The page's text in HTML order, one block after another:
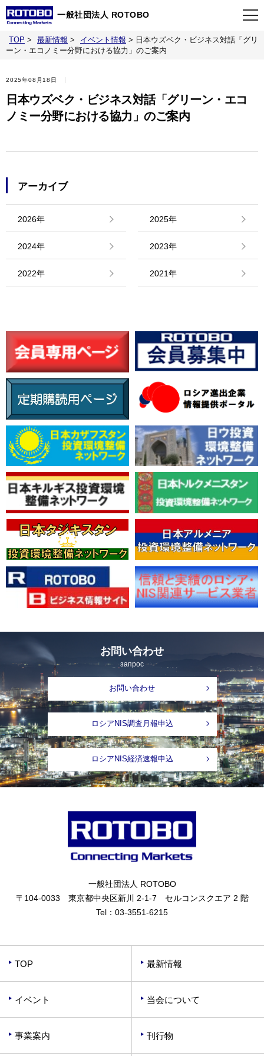
一般社団法人 ROTOBO
TOP
最新情報
当会について
刊行物
情報館
TOP > 最新情報 > イベント情報 > 日本ウズベク・ビジネス対話「グリ
ーン・エコノミー分野における協力」のご案内
2025年08月18日
日本ウズベク・ビジネス対話「グリーン・エコ
ノミー分野における協力」のご案内
アーカイブ
2026年 2025年
2024年 2023年
2022年 2021年
お問い合わせ
запрос
お問い合わせ
ロシアNIS調査月報申込
ロシアNIS経済速報申込
一般社団法人 ROTOBO
〒104-0033 東京都中央区新川 2-1-7 セルコンスクエア 2 階
Tel： 03-3551-6215
TOP 最新情報
イベント 当会について
事業案内 刊行物